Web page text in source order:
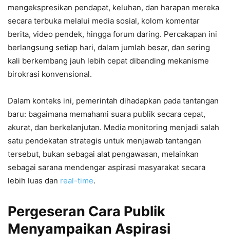
mengekspresikan pendapat, keluhan, dan harapan mereka
secara terbuka melalui media sosial, kolom komentar
berita, video pendek, hingga forum daring. Percakapan ini
berlangsung setiap hari, dalam jumlah besar, dan sering
kali berkembang jauh lebih cepat dibanding mekanisme
birokrasi konvensional.
Dalam konteks ini, pemerintah dihadapkan pada tantangan
baru: bagaimana memahami suara publik secara cepat,
akurat, dan berkelanjutan. Media monitoring menjadi salah
satu pendekatan strategis untuk menjawab tantangan
tersebut, bukan sebagai alat pengawasan, melainkan
sebagai sarana mendengar aspirasi masyarakat secara
lebih luas dan real-time.
Pergeseran Cara Publik
Menyampaikan Aspirasi